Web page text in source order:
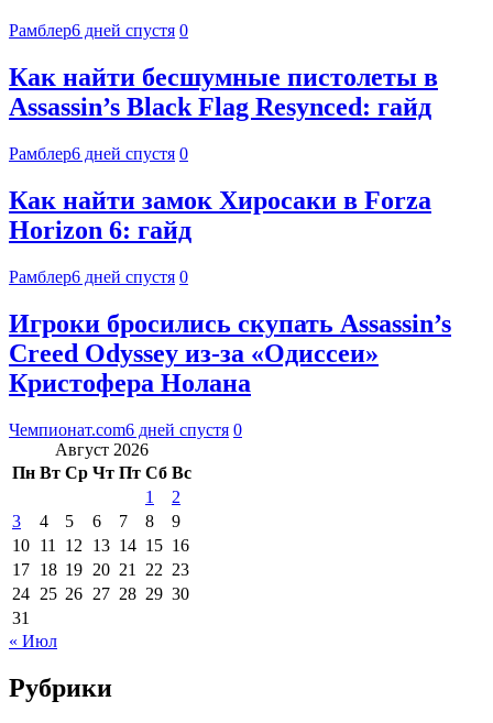
Рамблер6 дней спустя 0
Как найти бесшумные пистолеты в
Assassin’s Black Flag Resynced: гайд
Рамблер6 дней спустя 0
Как найти замок Хиросаки в Forza
Horizon 6: гайд
Рамблер6 дней спустя 0
Игроки бросились скупать Assassin’s
Creed Odyssey из-за «Одиссеи»
Кристофера Нолана
Чемпионат.com6 дней спустя 0
Август 2026
Пн Вт Ср Чт Пт Сб Вс
1
2
3
4 5 6 7 8
9
10 11 12 13 14 15 16
17 18 19 20 21 22 23
24 25 26 27 28 29 30
31
« Июл
Рубрики